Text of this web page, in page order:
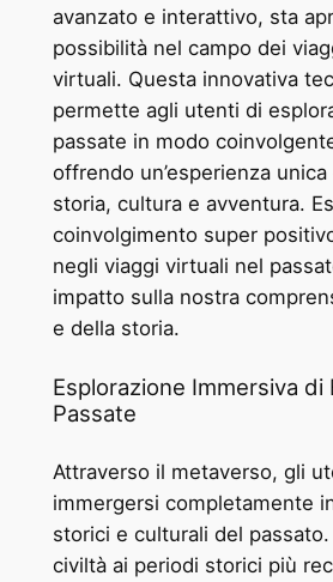
avanzato e interattivo, sta
possibilità nel campo dei
virtuali. Questa innovativa
permette agli utenti di
passate in modo
offrendo un’esperienza
storia, cultura e avventura.
coinvolgimento super
negli viaggi virtuali nel
impatto sulla nostra
e della storia.
Esplorazione Immersiva di
Passate
Attraverso il metaverso, gli
immergersi completamente
storici e culturali del
civiltà ai periodi storici più